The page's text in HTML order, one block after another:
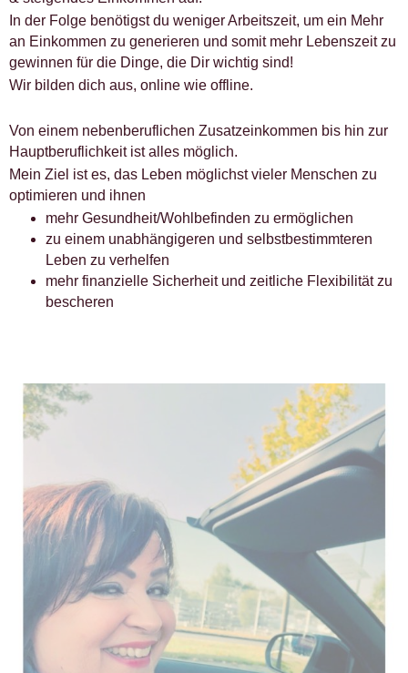
In der Folge benötigst du weniger Arbeitszeit, um ein Mehr
an Einkommen zu generieren und somit mehr Lebenszeit zu
gewinnen für die Dinge, die Dir wichtig sind!
Wir bilden dich aus, online wie offline.
Von einem nebenberuflichen Zusatzeinkommen bis hin zur
Hauptberuflichkeit ist alles möglich.
Mein Ziel ist es, das Leben möglichst vieler Menschen zu
optimieren und ihnen
mehr Gesundheit/Wohlbefinden zu ermöglichen
zu einem unabhängigeren und selbstbestimmteren
Leben zu verhelfen
mehr finanzielle Sicherheit und zeitliche Flexibilität zu
bescheren